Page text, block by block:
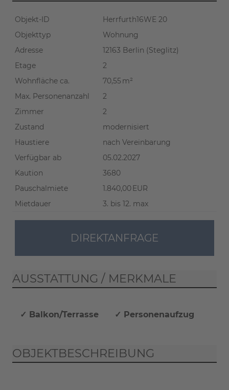
Objekt-ID
Herrfurth16WE 20
Objekttyp
Wohnung
Adresse
12163 Berlin (Steglitz)
Etage
2
Wohnfläche ca.
70,55 m²
Max. Personenanzahl
2
Zimmer
2
Zustand
modernisiert
Haustiere
nach Vereinbarung
Verfügbar ab
05.02.2027
Kaution
3680
Pauschalmiete
1.840,00 EUR
Mietdauer
3. bis 12. max
DIREKTANFRAGE
AUSSTATTUNG / MERKMALE
✓ Balkon/Terrasse ✓ Personenaufzug
OBJEKTBESCHREIBUNG